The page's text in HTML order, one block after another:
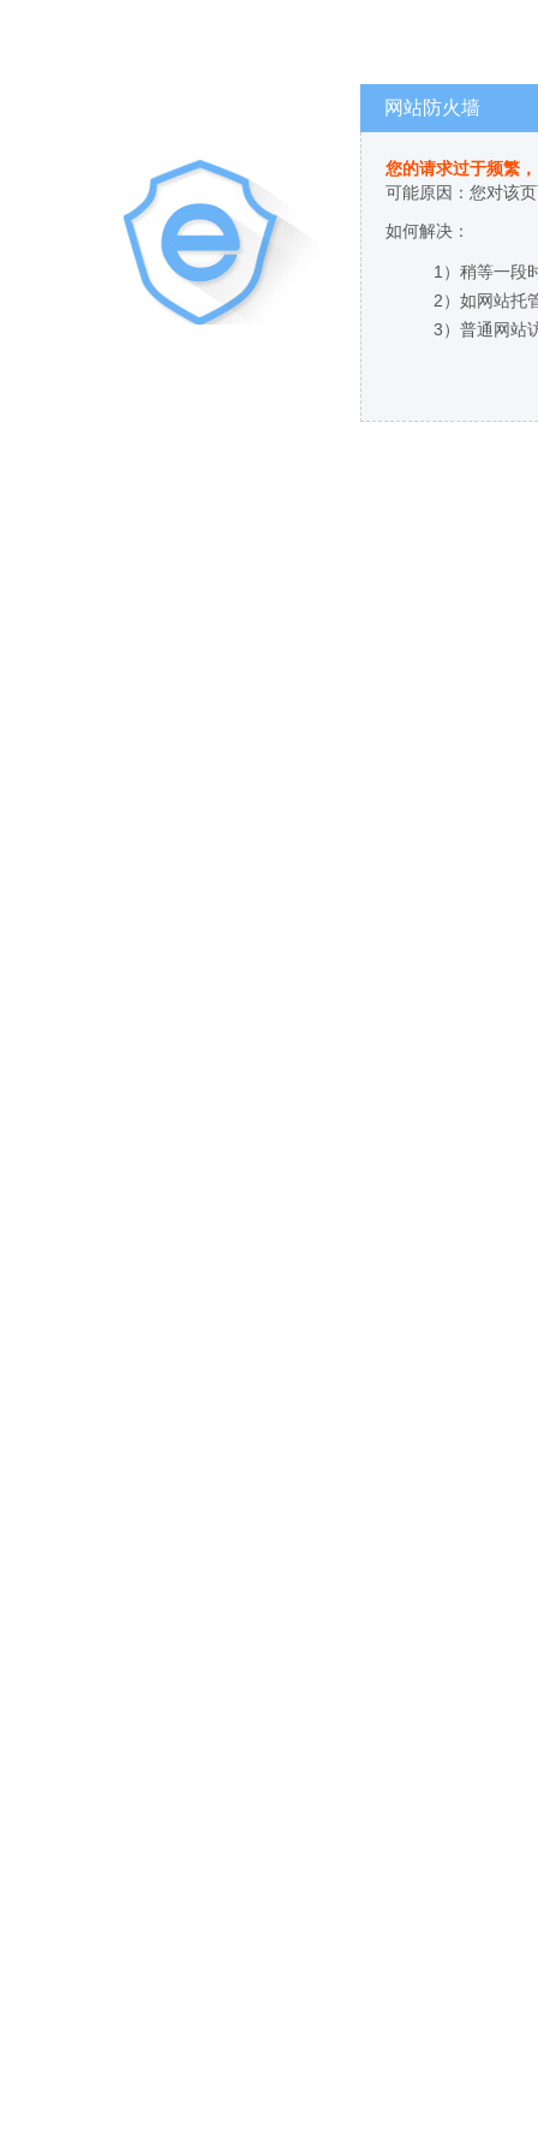
网站防火墙
您的请求过于频繁
可能原因：您对该
如何解决：
1）稍等一段
2）如网站托
3）普通网站